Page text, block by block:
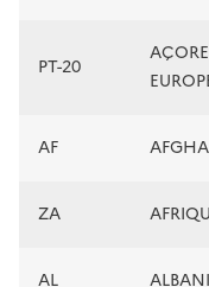
PT-20
AF
ZA
AL